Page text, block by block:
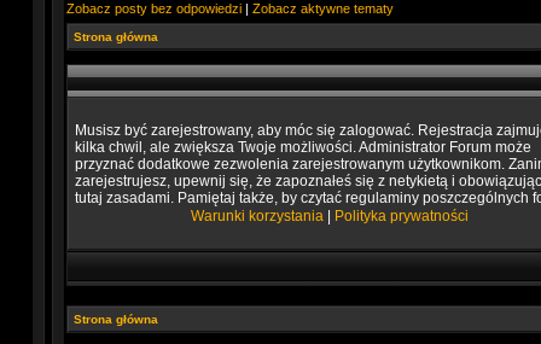
Zobacz posty bez odpowiedzi | Zobacz aktywne tematy
Strona główna
Musisz być zarejestrowany, aby móc się zalogować. Rejestracja
kilka chwil, ale zwiększa Twoje możliwości. Administrator Forum może
przyznać dodatkowe zezwolenia zarejestrowanym użytkownikom.
zarejestrujesz, upewnij się, że zapoznałeś się z netykietą i
tutaj zasadami. Pamiętaj także, by czytać regulaminy poszczególnych
Warunki korzystania| Polityka prywatności
Strona główna